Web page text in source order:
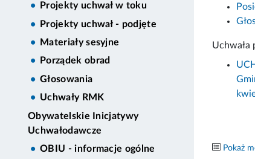
Projekty uchwał w toku
Projekty uchwał - podjęte
Materiały sesyjne
Porządek obrad
Głosowania
Uchwały RMK
Obywatelskie Inicjatywy
Uchwałodawcze
OBIU - informacje ogólne
Uchwała
Pokaż